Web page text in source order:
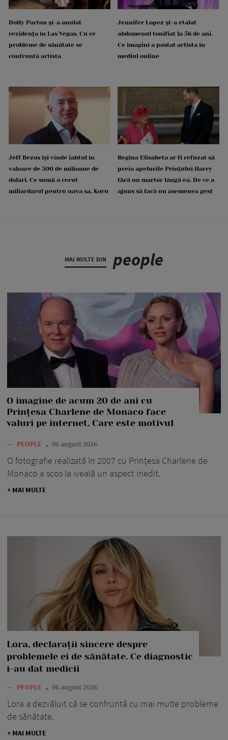
Dolly Parton și-a anulat
rezidența în Las Vegas. Cu ce
probleme de sănătate se
confruntă artista
Jennifer Lopez și-a etalat
abdomenul tonifiat la 56 de ani.
Ce imagini a postat artista în
mediul online
Jeff Bezos își vinde iahtul în
valoare de 500 de milioane de
dolari. Ce sumă a cerut
miliardarul pentru nava sa, Koru
Regina Elisabeta ar fi refuzat să
preia apelurile Prințului Harry
fără un martor lângă ea. De ce a
ajuns să facă un asemenea gest
MAI MULTE DIN people
O imagine de acum 20 de ani cu
Prințesa Charlene de Monaco face
valuri pe internet. Care este motivul
— PEOPLE 06 august 2026
O fotografie realizată în 2007 cu Prințesa Charlene de
Monaco a scos la iveală un aspect inedit.
+ MAI MULTE
Lora, declarații sincere despre
problemele ei de sănătate. Ce diagnostic
i-au dat medicii
— PEOPLE 06 august 2026
Lora a dezvăluit că se confruntă cu mai multe probleme
de sănătate.
+ MAI MULTE